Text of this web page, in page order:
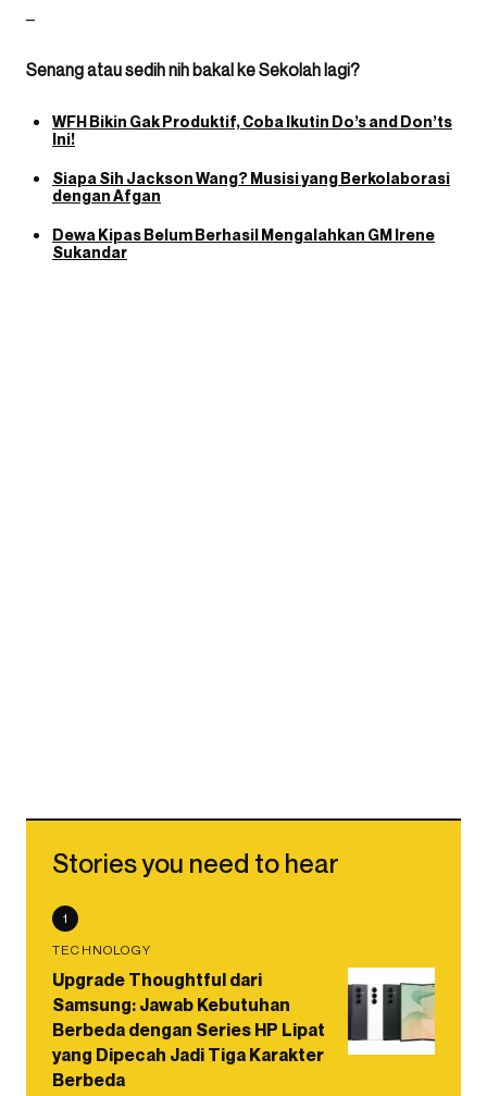
–
Senang atau sedih nih bakal ke Sekolah lagi?
WFH Bikin Gak Produktif, Coba Ikutin Do’s and Don’ts
Ini!
Siapa Sih Jackson Wang? Musisi yang Berkolaborasi
dengan Afgan
Dewa Kipas Belum Berhasil Mengalahkan GM Irene
Sukandar
Stories you need to hear
1
TECHNOLOGY
Upgrade Thoughtful dari
Samsung: Jawab Kebutuhan
Berbeda dengan Series HP Lipat
yang Dipecah Jadi Tiga Karakter
Berbeda